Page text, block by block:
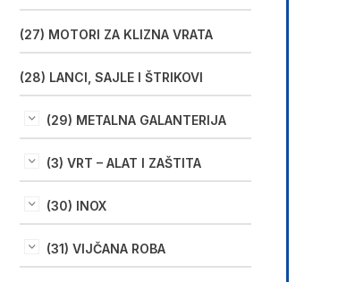
(27) MOTORI ZA KLIZNA VRATA
(28) LANCI, SAJLE I ŠTRIKOVI
(29) METALNA GALANTERIJA
(3) VRT – ALAT I ZAŠTITA
(30) INOX
(31) VIJČANA ROBA